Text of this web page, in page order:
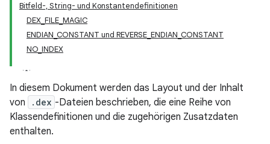
Bitfeld-, String- und Konstantendefinitionen
DEX_FILE_MAGIC
ENDIAN_CONSTANT und REVERSE_ENDIAN_CONSTANT
NO_INDEX
In diesem Dokument werden das Layout und der Inhalt
von
.dex -Dateien beschrieben, die eine Reihe von
Klassendefinitionen und die zugehörigen Zusatzdaten
enthalten.